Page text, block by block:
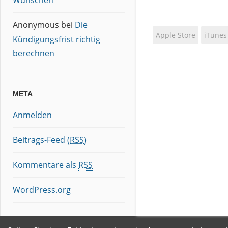
Apple Store iTunes
Anonymous bei Die
Kündigungsfrist richtig
berechnen
META
Anmelden
Beitrags-Feed (RSS)
Kommentare als RSS
WordPress.org